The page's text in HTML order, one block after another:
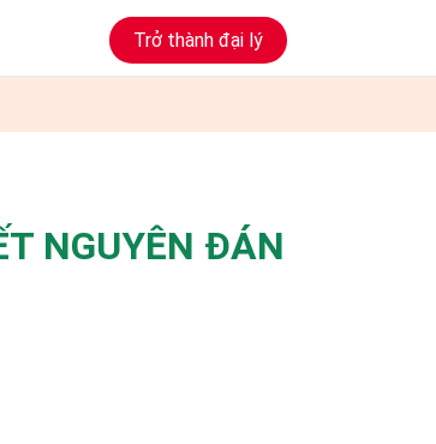
Trở thành đại lý
NGUYÊN ĐÁN